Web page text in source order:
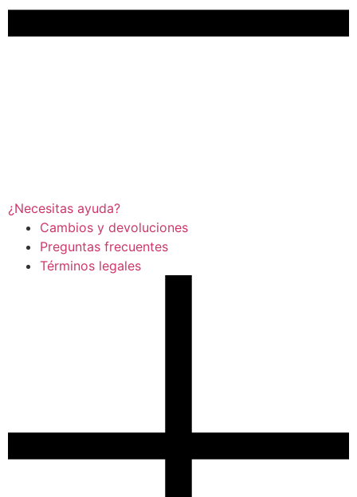
¿Necesitas ayuda?
Cambios y devoluciones
Preguntas frecuentes
Términos legales